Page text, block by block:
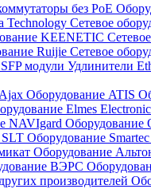
без РоЕ
Technology Сетевое
KEENETIC
Ruijie Сетевое
SFP модули Удлинители
Оборудование ATIS
Elmes Electronic
NAVIgard Оборудование
Оборудование Smartec
Оборудование
ВЭРС
производителей